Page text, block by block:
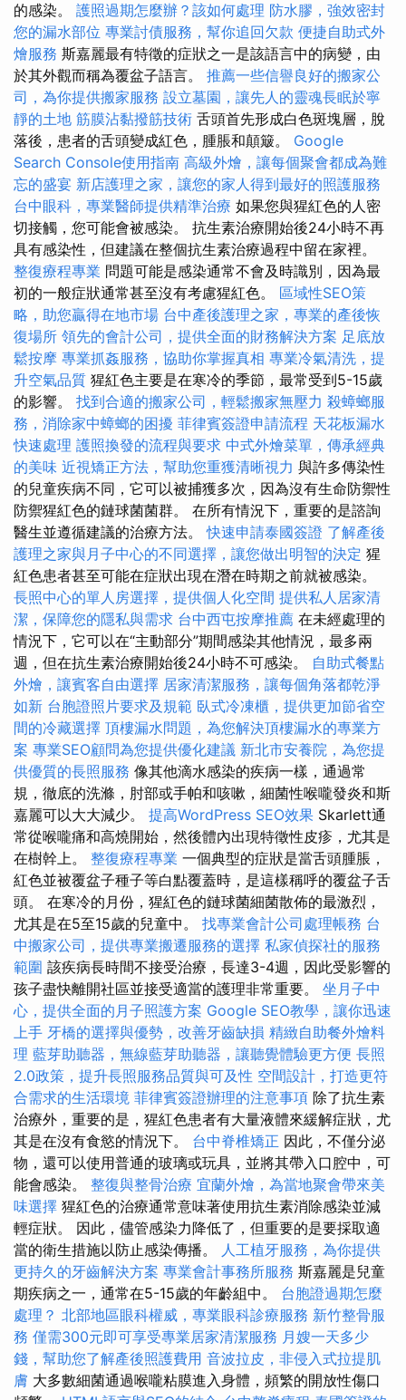
的感染。 護照過期怎麼辦？該如何處理 防水膠，強效密封
您的漏水部位 專業討債服務，幫你追回欠款 便捷自助式外
燴服務 斯嘉麗最有特徵的症狀之一是該語言中的病變，由
於其外觀而稱為覆盆子語言。 推薦一些信譽良好的搬家公
司，為你提供搬家服務 設立墓園，讓先人的靈魂長眠於寧
靜的土地 筋膜沾黏撥筋技術 舌頭首先形成白色斑塊層，脫
落後，患者的舌頭變成紅色，腫脹和顛簸。 Google
Search Console使用指南 高級外燴，讓每個聚會都成為難
忘的盛宴 新店護理之家，讓您的家人得到最好的照護服務
台中眼科，專業醫師提供精準治療 如果您與猩紅色的人密
切接觸，您可能會被感染。 抗生素治療開始後24小時不再
具有感染性，但建議在整個抗生素治療過程中留在家裡。
整復療程專業 問題可能是感染通常不會及時識別，因為最
初的一般症狀通常甚至沒有考慮猩紅色。 區域性SEO策
略，助您贏得在地市場 台中產後護理之家，專業的產後恢
復場所 領先的會計公司，提供全面的財務解決方案 足底放
鬆按摩 專業抓姦服務，協助你掌握真相 專業冷氣清洗，提
升空氣品質 猩紅色主要是在寒冷的季節，最常受到5-15歲
的影響。 找到合適的搬家公司，輕鬆搬家無壓力 殺蟑螂服
務，消除家中蟑螂的困擾 菲律賓簽證申請流程 天花板漏水
快速處理 護照換發的流程與要求 中式外燴菜單，傳承經典
的美味 近視矯正方法，幫助您重獲清晰視力 與許多傳染性
的兒童疾病不同，它可以被捕獲多次，因為沒有生命防禦性
防禦猩紅色的鏈球菌菌群。 在所有情況下，重要的是諮詢
醫生並遵循建議的治療方法。快速申請泰國簽證 了解產後
護理之家與月子中心的不同選擇，讓您做出明智的決定 猩
紅色患者甚至可能在症狀出現在潛在時期之前就被感染。
長照中心的單人房選擇，提供個人化空間 提供私人居家清
潔，保障您的隱私與需求 台中西屯按摩推薦 在未經處理的
情況下，它可以在“主動部分”期間感染其他情況，最多兩
週，但在抗生素治療開始後24小時不可感染。 自助式餐點
外燴，讓賓客自由選擇 居家清潔服務，讓每個角落都乾淨
如新 台胞證照片要求及規範 臥式冷凍櫃，提供更加節省空
間的冷藏選擇 頂樓漏水問題，為您解決頂樓漏水的專業方
案 專業SEO顧問為您提供優化建議 新北市安養院，為您提
供優質的長照服務 像其他滴水感染的疾病一樣，通過常
規，徹底的洗滌，肘部或手帕和咳嗽，細菌性喉嚨發炎和斯
嘉麗可以大大減少。 提高WordPress SEO效果 Skarlett通
常從喉嚨痛和高燒開始，然後體內出現特徵性皮疹，尤其是
在樹幹上。 整復療程專業 一個典型的症狀是當舌頭腫脹，
紅色並被覆盆子種子等白點覆蓋時，是這樣稱呼的覆盆子舌
頭。 在寒冷的月份，猩紅色的鏈球菌細菌散佈的最激烈，
尤其是在5至15歲的兒童中。 找專業會計公司處理帳務 台
中搬家公司，提供專業搬遷服務的選擇 私家偵探社的服務
範圍 該疾病長時間不接受治療，長達3-4週，因此受影響的
孩子盡快離開社區並接受適當的護理非常重要。 坐月子中
心，提供全面的月子照護方案 Google SEO教學，讓你迅速
上手 牙橋的選擇與優勢，改善牙齒缺損 精緻自助餐外燴料
理 藍芽助聽器，無線藍芽助聽器，讓聽覺體驗更方便 長照
2.0政策，提升長照服務品質與可及性 空間設計，打造更符
合需求的生活環境 菲律賓簽證辦理的注意事項 除了抗生素
治療外，重要的是，猩紅色患者有大量液體來緩解症狀，尤
其是在沒有食慾的情況下。 台中脊椎矯正 因此，不僅分泌
物，還可以使用普通的玻璃或玩具，並將其帶入口腔中，可
能會感染。 整復與整骨治療 宜蘭外燴，為當地聚會帶來美
味選擇 猩紅色的治療通常意味著使用抗生素消除感染並減
輕症狀。 因此，儘管感染力降低了，但重要的是要採取適
當的衛生措施以防止感染傳播。 人工植牙服務，為你提供
更持久的牙齒解決方案 專業會計事務所服務 斯嘉麗是兒童
期疾病之一，通常在5-15歲的年齡組中。 台胞證過期怎麼
處理？ 北部地區眼科權威，專業眼科診療服務 新竹整骨服
務 僅需300元即可享受專業居家清潔服務 月嫂一天多少
錢，幫助您了解產後照護費用 音波拉皮，非侵入式拉提肌
膚 大多數細菌通過喉嚨粘膜進入身體，頻繁的開放性傷口